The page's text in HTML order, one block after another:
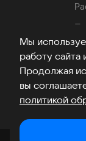
Мы
работу сайта
Продолжая
вы
политикой
Телеграм
Возникли